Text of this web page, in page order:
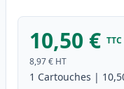
10,50 € TTC
8,97 € HT
1 Cartouches |